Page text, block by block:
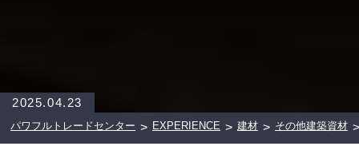
2025.04.23
パワフルトレードセンター > EXPERIENCE > 建材 > その他建築資材 >